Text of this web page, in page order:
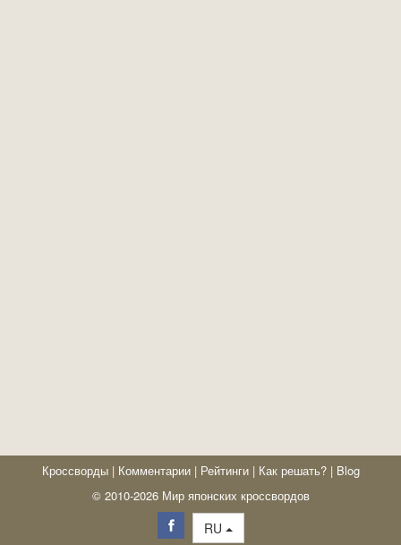
Кроссворды | Комментарии | Рейтинги | Как решать? | Blog
© 2010-2026 Мир японских кроссвордов
RU